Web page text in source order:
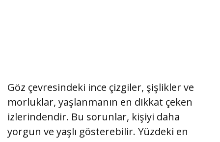
Göz çevresindeki ince çizgiler, şişlikler ve
morluklar, yaşlanmanın en dikkat çeken
izlerindendir. Bu sorunlar, kişiyi daha
yorgun ve yaşlı gösterebilir. Yüzdeki en